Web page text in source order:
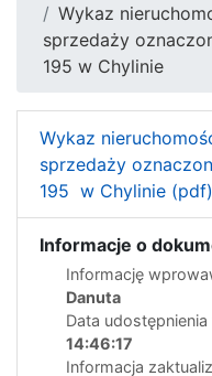
Wykaz
sprzedaży
195 w Chylinie
Wykaz
sprzedaży
195 w Chylinie (pdf)
Informacje o
Informację
Danuta
Data udostępnienia
14:46:17
Informacja